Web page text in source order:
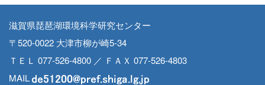
滋賀県琵琶湖環境科学研究センター
〒520-0022 大津市柳が崎5-34
ＴＥＬ 077-526-4800 ／ ＦＡＸ 077-526-4803
MAIL